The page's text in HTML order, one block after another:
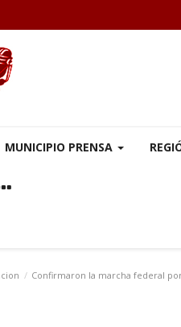
MUNICIPIO PRENSA
Confirmaron la marcha federal